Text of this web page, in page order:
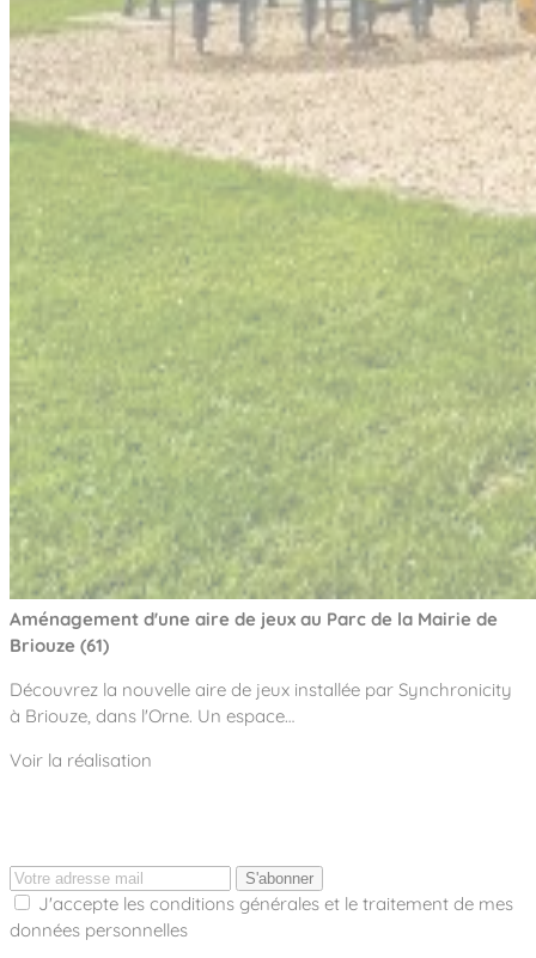
Aménagement d'une aire de jeux au Parc de la Mairie de
Briouze (61)
Découvrez la nouvelle aire de jeux installée par Synchronicity
à Briouze, dans l'Orne. Un espace…
Voir la réalisation
S'abonner
J'accepte les conditions générales et le traitement de mes
données personnelles